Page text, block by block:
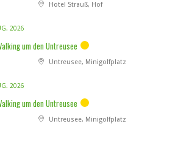
Hotel Strauß, Hof
2026
um den Untreusee
Untreusee, Minigolfplatz
2026
um den Untreusee
Untreusee, Minigolfplatz